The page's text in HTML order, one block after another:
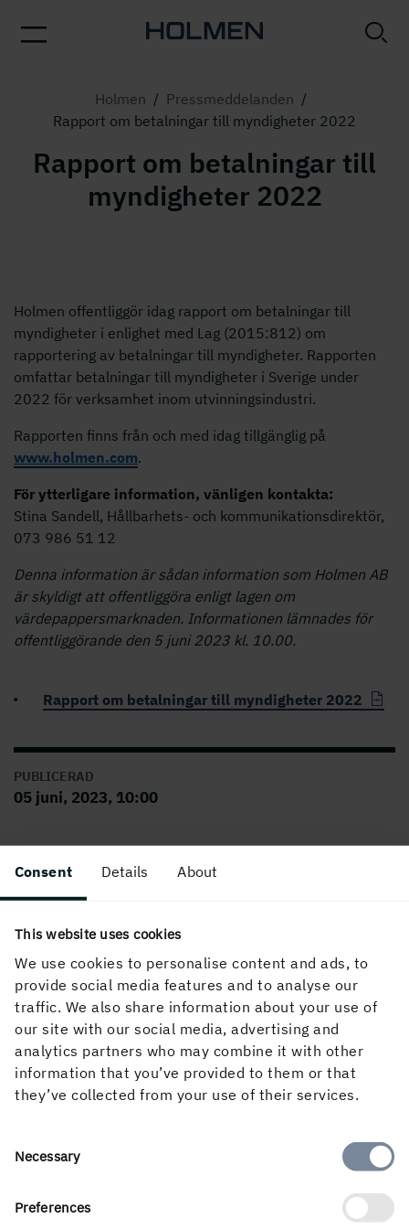
Consent Details About
This website uses cookies
We use cookies to personalise content and ads, to
provide social media features and to analyse our
traffic. We also share information about your use of
our site with our social media, advertising and
analytics partners who may combine it with other
information that you’ve provided to them or that
they’ve collected from your use of their services.
Consent
Necessary
Preferences
Holmen / Pressmeddelanden /
Rapport om betalningar till myndigheter 2022
Rapport om betalningar till
myndigheter 2022
Holmen offentliggör idag rapport om betalningar till
myndigheter i enlighet med Lag (2015:812) om
rapportering av betalningar till myndigheter. Rapporten
omfattar betalningar till myndigheter i Sverige under
2022 för verksamhet inom utvinningsindustri.
Rapporten finns från och med idag tillgänglig på
www.holmen.com.
För ytterligare information, vänligen kontakta:
Stina Sandell, Hållbarhets- och kommunikationsdirektör,
073 986 51 12
Denna information är sådan information som Holmen AB
är skyldigt att offentliggöra enligt lagen om
värdepappersmarknaden. Informationen lämnades för
offentliggörande den 5 juni 2023 kl. 10.00.
Rapport om betalningar till myndigheter 2022
PUBLICERAD
05 juni, 2023, 10:00
Om webbplatsen
Följ oss i sociala medier